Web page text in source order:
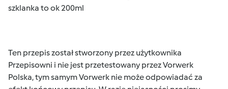
szklanka to ok 200ml
Ten przepis został stworzony przez użytkownika
Przepisowni i nie jest przetestowany przez Vorwerk
Polska, tym samym Vorwerk nie może odpowiadać za